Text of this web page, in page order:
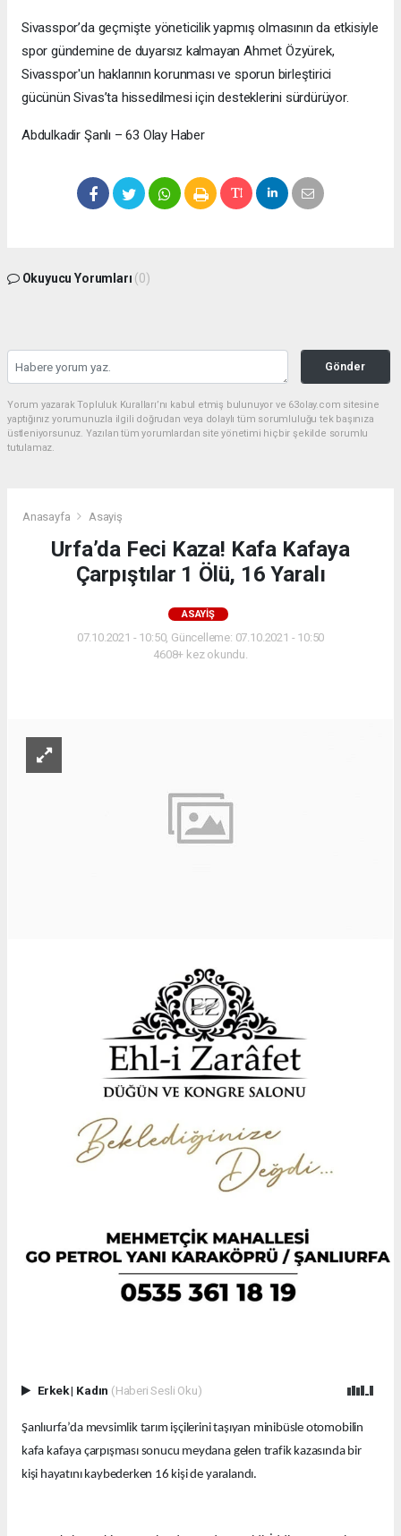
Sivasspor’da geçmişte yöneticilik yapmış olmasının da etkisiyle
spor gündemine de duyarsız kalmayan Ahmet Özyürek,
Sivasspor'un haklarının korunması ve sporun birleştirici
gücünün Sivas’ta hissedilmesi için desteklerini sürdürüyor.
Abdulkadir Şanlı – 63 Olay Haber
Okuyucu Yorumları (0)
Gönder
Yorum yazarak Topluluk Kuralları’nı kabul etmiş bulunuyor ve 63olay.com sitesine
yaptığınız yorumunuzla ilgili doğrudan veya dolaylı tüm sorumluluğu tek başınıza
üstleniyorsunuz. Yazılan tüm yorumlardan site yönetimi hiçbir şekilde sorumlu
tutulamaz.
Anasayfa Asayiş
Urfa’da Feci Kaza! Kafa Kafaya
Çarpıştılar 1 Ölü, 16 Yaralı
ASAYIŞ
07.10.2021 - 10:50, Güncelleme: 07.10.2021 - 10:50
4608+ kez okundu.
Erkek| Kadın (Haberi Sesli Oku)
Şanlıurfa’da mevsimlik tarım işçilerini taşıyan minibüsle otomobilin
kafa kafaya çarpışması sonucu meydana gelen trafik kazasında bir
kişi hayatını kaybederken 16 kişi de yaralandı.